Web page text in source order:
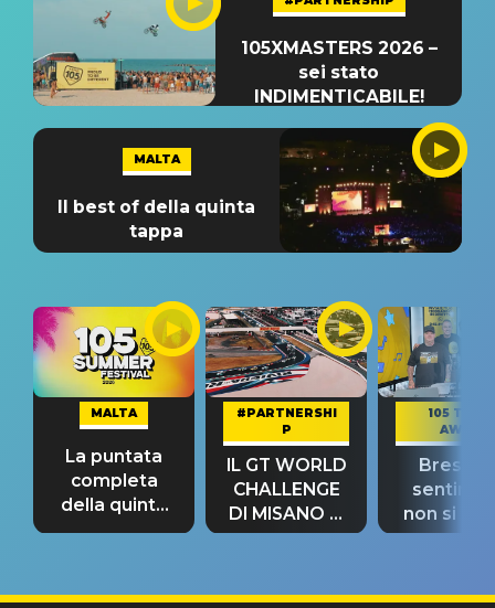
105XMASTERS 2026 –
sei stato
INDIMENTICABILE!
MALTA
Il best of della quinta
tappa
MALTA
La puntata
completa
della quinta
tappa
#PARTNERSHI
P
IL GT WORLD
CHALLENGE
DI MISANO si
riconferma
105 TAKE
AWAY
Bresh:
non si
fino alla